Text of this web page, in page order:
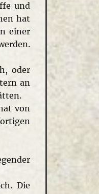
und
hat
einer
oder
an
von
Die